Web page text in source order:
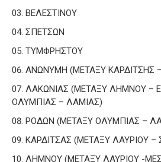
ΒΕΛΕΣΤΙΝΟΥ
ΣΠΕΤΣΩΝ
ΤΥΜΦΡΗΣΤΟΥ
ΑΝΩΝΥΜΗ (ΜΕΤΑΞΥ ΚΑΡΔΙΤΣΗΣ
ΛΑΚΩΝΙΑΣ (ΜΕΤΑΞΥ ΛΗΜΝΟΥ –
ΟΛΥΜΠΙΑΣ – ΛΑΜΙΑΣ)
ΡΟΔΩΝ (ΜΕΤΑΞΥ ΟΛΥΜΠΙΑΣ –
ΚΑΡΔΙΤΣΑΣ (ΜΕΤΑΞΥ ΛΑΥΡΙΟΥ
ΛΗΜΝΟΥ (ΜΕΤΑΞΥ ΛΑΥΡΙΟΥ -